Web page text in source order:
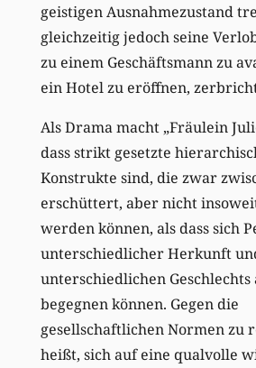
geistigen Ausnahmezustand
gleichzeitig jedoch seine
zu einem Geschäftsmann zu
ein Hotel zu eröffnen,
Als Drama macht „Fräulein
dass strikt gesetzte
Konstrukte sind, die zwar
erschüttert, aber nicht
werden können, als dass sich
unterschiedlicher Herkunft
unterschiedlichen Geschlechts
begegnen können. Gegen die
gesellschaftlichen Normen zu
heißt, sich auf eine qualvolle